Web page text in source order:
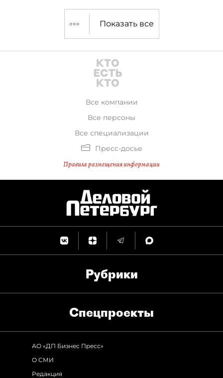
Показать все
Все компании
Все персоны
Все специализации
Пресс-досье
Правила размещения информации
Рубрики
Спец­проекты
АО «ДП Бизнес Пресс»
О СМИ
Редакция